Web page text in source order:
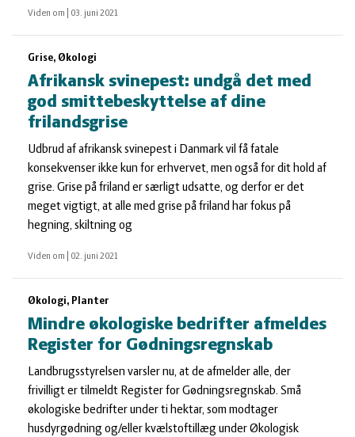
Viden om 03. juni 2021
Grise, Økologi
Afrikansk svinepest: undgå det med
god smittebeskyttelse af dine
frilandsgrise
Udbrud af afrikansk svinepest i Danmark vil få fatale
konsekvenser ikke kun for erhvervet, men også for dit hold af
grise. Grise på friland er særligt udsatte, og derfor er det
meget vigtigt, at alle med grise på friland har fokus på
hegning, skiltning og
Viden om 02. juni 2021
Økologi, Planter
Mindre økologiske bedrifter afmeldes
Register for Gødningsregnskab
Landbrugsstyrelsen varsler nu, at de afmelder alle, der
frivilligt er tilmeldt Register for Gødningsregnskab. Små
økologiske bedrifter under ti hektar, som modtager
husdyrgødning og/eller kvælstoftillæg under Økologisk